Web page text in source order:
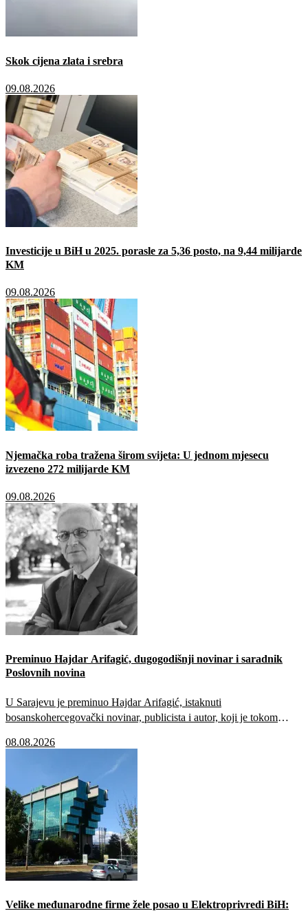
Skok cijena zlata i srebra
09.08.2026
Investicije u BiH u 2025. porasle za 5,36 posto, na 9,44 milijarde
KM
09.08.2026
Njemačka roba tražena širom svijeta: U jednom mjesecu
izvezeno 272 milijarde KM
09.08.2026
Preminuo Hajdar Arifagić, dugogodišnji novinar i saradnik
Poslovnih novina
U Sarajevu je preminuo Hajdar Arifagić, istaknuti
bosanskohercegovački novinar, publicista i autor, koji je tokom
medijima i publikacijama u Bosni i Hercegovini, među kojima su i
08.08.2026
Velike međunarodne firme žele posao u Elektroprivredi BiH: